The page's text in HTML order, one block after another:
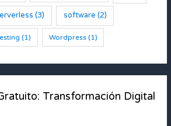
(3) software (2)
(1) Wordpress(1)
Transformación Digital